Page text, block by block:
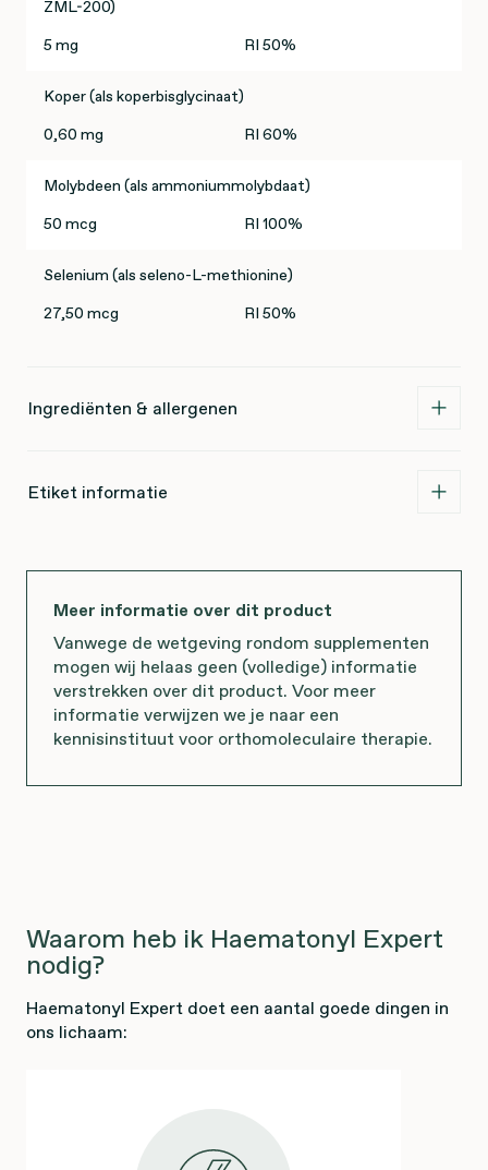
ZML-200)
5 mg
RI 50%
Koper (als koperbisglycinaat)
0,60 mg
RI 60%
Molybdeen (als ammoniummolybdaat)
50 mcg
RI 100%
Selenium (als seleno-L-methionine)
27,50 mcg
RI 50%
Ingrediënten & allergenen
Etiket informatie
Meer informatie over dit product
Vanwege de wetgeving rondom supplementen
mogen wij helaas geen (volledige) informatie
verstrekken over dit product. Voor meer
informatie verwijzen we je naar een
kennisinstituut voor orthomoleculaire therapie.
Waarom heb ik Haematonyl Expert
nodig?
Haematonyl Expert doet een aantal goede dingen in
ons lichaam: